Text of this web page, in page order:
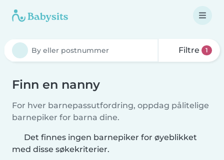
Filtre 1
Finn en nanny
For hver barnepassutfordring, oppdag pålitelige
barnepiker for barna dine.
Det finnes ingen barnepiker for øyeblikket
med disse søkekriterier.